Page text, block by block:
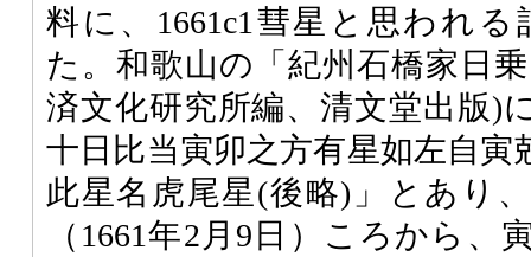
料に、1661c1彗星と思われ
た。和歌山の「紀州石橋家日
済文化研究所編、清文堂出版)
十日比当寅卯之方有星如左自寅
此星名虎尾星(後略)」とあり
（1661年2月9日）ころから、